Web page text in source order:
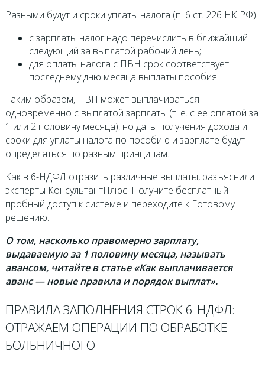
Разными будут и сроки уплаты налога (п. 6 ст. 226 НК РФ):
с зарплаты налог надо перечислить в ближайший
следующий за выплатой рабочий день;
для оплаты налога с ПВН срок соответствует
последнему дню месяца выплаты пособия.
Таким образом, ПВН может выплачиваться
одновременно с выплатой зарплаты (т. е. с ее оплатой за
1 или 2 половину месяца), но даты получения дохода и
сроки для уплаты налога по пособию и зарплате будут
определяться по разным принципам.
Как в 6-НДФЛ отразить различные выплаты, разъяснили
эксперты КонсультантПлюс. Получите бесплатный
пробный доступ к системе и переходите к Готовому
решению.
О том, насколько правомерно зарплату,
выдаваемую за 1 половину месяца, называть
авансом, читайте в статье «Как выплачивается
аванс — новые правила и порядок выплат».
ПРАВИЛА ЗАПОЛНЕНИЯ СТРОК 6-НДФЛ:
ОТРАЖАЕМ ОПЕРАЦИИ ПО ОБРАБОТКЕ
БОЛЬНИЧНОГО